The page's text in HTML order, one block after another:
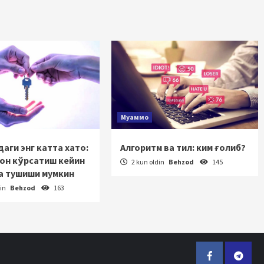
энг катта хато:
кўрсатиш кейин
тушиши мумкин
Behzod 163
Муаммо
Алгоритм ва тил: ким ғолиб?
2 kun oldin Behzod 145
Facebook